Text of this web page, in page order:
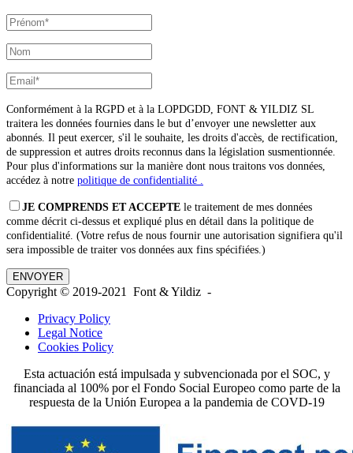
Conformément à la RGPD et à la LOPDGDD, FONT & YILDIZ SL
traitera les données fournies dans le but d’envoyer une newsletter aux
abonnés. Il peut exercer, s'il le souhaite, les droits d'accès, de rectification,
de suppression et autres droits reconnus dans la législation susmentionnée.
Pour plus d'informations sur la manière dont nous traitons vos données,
accédez à notre politique de confidentialité .
JE COMPRENDS ET ACCEPTE le traitement de mes données
comme décrit ci-dessus et expliqué plus en détail dans la politique de
confidentialité. (Votre refus de nous fournir une autorisation signifiera qu'il
sera impossible de traiter vos données aux fins spécifiées.)
Copyright © 2019-2021 Font & Yildiz -
Privacy Policy
Legal Notice
Cookies Policy
Esta actuación está impulsada y subvencionada por el SOC, y
financiada al 100% por el Fondo Social Europeo como parte de la
respuesta de la Unión Europea a la pandemia de COVD-19